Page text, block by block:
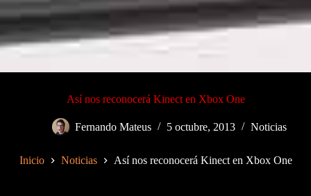
Así nos reconocerá Kinect en Xbox One
Fernando Mateus 5 octubre, 2013 Noticias
Inicio Noticias Así nos reconocerá Kinect en Xbox One